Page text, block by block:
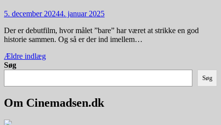
5. december 20244. januar 2025
Der er debutfilm, hvor målet ”bare” har været at strikke en god
historie sammen. Og så er der ind imellem…
Navigation
til
indlæg
Ældre indlæg
Søg
Søg
Om Cinemadsen.dk